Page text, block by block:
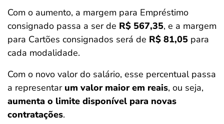
Com o aumento, a margem para Empréstimo
consignado passa a ser de R$ 567,35, e a margem
para Cartões consignados será de R$ 81,05 para
cada modalidade.
Com o novo valor do salário, esse percentual passa
a representar um valor maior em reais, ou seja,
aumenta o limite disponível para novas
contratações.